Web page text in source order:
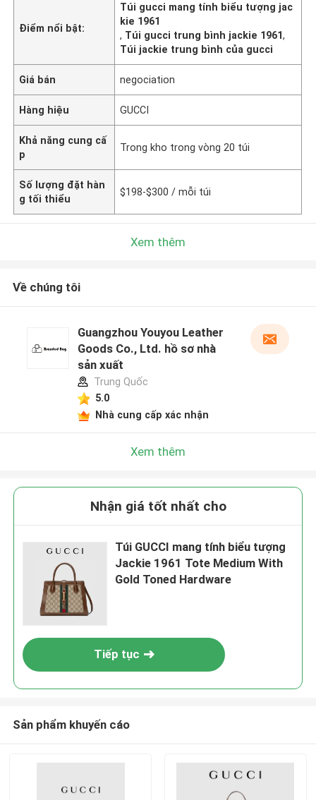
Điểm nổi bật:
Túi gucci mang tính biểu tượng jac
kie 1961
, Túi gucci trung bình jackie 1961,
Túi jackie trung bình của gucci
Giá bán negociation
Hàng hiệu GUCCI
Khả năng cung cấ
p
Trong kho trong vòng 20 túi
Số lượng đặt hàn
g tối thiểu
$198-$300 / mỗi túi
Xem thêm
Về chúng tôi
Guangzhou Youyou Leather
Goods Co., Ltd. hồ sơ nhà
sản xuất
Trung Quốc
5.0
Nhà cung cấp xác nhận
Xem thêm
Nhận giá tốt nhất cho
Túi GUCCI mang tính biểu tượng
Jackie 1961 Tote Medium With
Gold Toned Hardware
Tiếp tục
Sản phẩm khuyến cáo